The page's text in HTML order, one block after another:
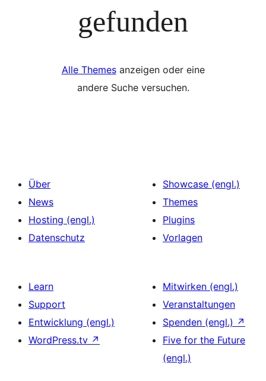
gefunden
Alle Themesanzeigen oder eine
andere Suche versuchen.
Über
News
Hosting (engl.)
Datenschutz
Showcase (engl.)
Themes
Plugins
Vorlagen
Learn
Support
Entwicklung (engl.)
WordPress.tv ↗
Mitwirken (engl.)
Veranstaltungen
Spenden (engl.) ↗
Five for the Future
(engl.)